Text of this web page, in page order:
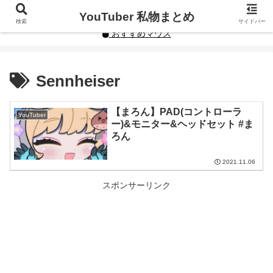
YouTuberや人気インフルエンサーの私物まとめです。
おすすめマウス
Sennheiser
YouTuber
【まろん】PAD(コントローラ
ー)&モニター&ヘッドセット #ま
ろん
2021.11.06
スポンサーリンク
検索 YouTuber 私物まとめ サイドバー